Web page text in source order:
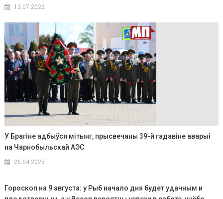
13.07.2022
У Брагіне адбыўся мітынг, прысвечаны 39-й гадавіне аварыі
на Чарнобыльскай АЭС
26.04.2025
Гороскоп на 9 августа: у Рыб начало дня будет удачным и